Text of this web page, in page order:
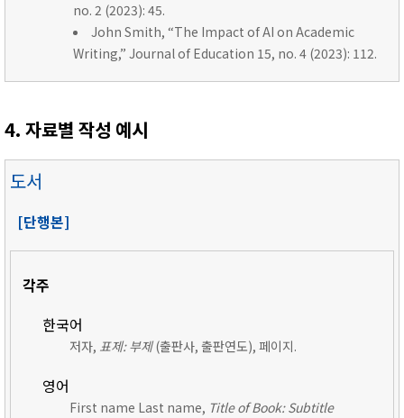
no. 2 (2023): 45.
John Smith, “The Impact of AI on Academic
Writing,” Journal of Education 15, no. 4 (2023): 112.
4. 자료별 작성 예시
도서
[단행본]
각주
한국어
저자, 표제: 부제(출판사, 출판연도), 페이지.
영어
First name Last name, Title of Book: Subtitle